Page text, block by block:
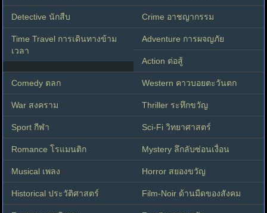
Detective นักสืบ Crime อาชญากรรม
Time Travel การเดินทางข้าม
เวลา
Adventure การผจญภัย
Action ต่อสู้
Comedy ตลก Western คาวบอยตะวันตก
War สงคราม Thriller ระทึกขวัญ
Sport กีฬา Sci-Fi วิทยาศาสตร์
Romance โรแมนติก Mystery ลึกลับซ่อนเงื่อน
Musical เพลง Horror สยองขวัญ
Historical ประวัติศาสตร์ Film-Noir ด้านมืดของสังคม